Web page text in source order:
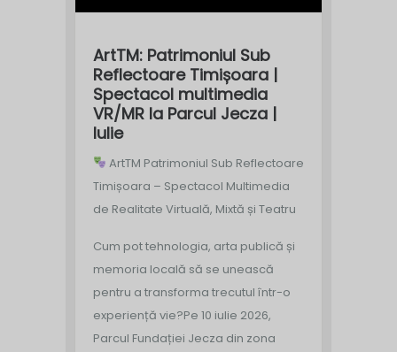
ArtTM: Patrimoniul Sub
Reflectoare Timișoara |
Spectacol multimedia
VR/MR la Parcul Jecza |
Iulie
ArtTM Patrimoniul Sub Reflectoare
Timișoara – Spectacol Multimedia
de Realitate Virtuală, Mixtă și Teatru
Cum pot tehnologia, arta publică și
memoria locală să se unească
pentru a transforma trecutul într-o
experiență vie?Pe 10 iulie 2026,
Parcul Fundației Jecza din zona